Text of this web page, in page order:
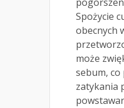
Spożycie
obecnych
może
sebum,
zatykania